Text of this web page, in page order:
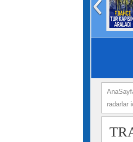
komisyondan geçti
radarlar